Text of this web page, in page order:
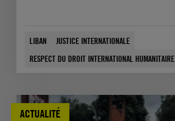
LIBAN
JUSTICE INTERNATIONALE
RESPECT DU DROIT INTERNATIONAL HUMANITAIRE
ACTUALITÉ